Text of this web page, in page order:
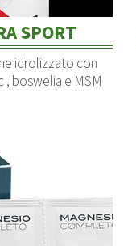
SPORT
idrolizzato con
, boswelia e MSM